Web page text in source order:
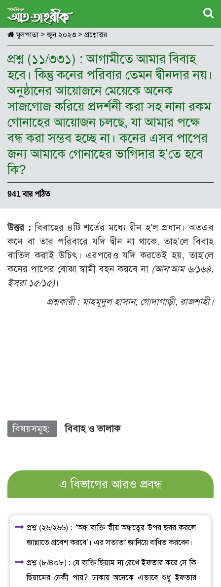
মূলপাতা> জুন ২০২৩ > প্রশ্নোত্তর
প্রশ্ন (১১/৩৩১) : আগামীতে আমার বিবাহ
হবে। কিন্তু কনের পরিবার তেমন দ্বীনদার নয়।
অনুষ্ঠানের আয়োজনে মেয়েকে অনেক
সাজগোজ করিয়ে প্রদর্শনী করা সহ নানা রকম
গোনাহের আয়োজন চলছে, যা আমার পক্ষে
বন্ধ করা সম্ভব হচ্ছে না। কনের এসব পাপের
জন্য আমাকে গোনাহের ভাগিদার হ’তে হবে
কি?
941 বার পঠিত
উত্তর : বিবাহের ৪টি শর্তের মধ্যে দ্বীন হ’ল প্রধান। অতএব
কনে বা তার পরিবারে যদি দ্বীন না থাকে, তাহ’লে বিবাহ
বাতিল করাই উচিৎ। এরপরেও যদি করতেই হয়, তাহ’লে
কনের পাপের বোঝা স্বামী বহন করবে না (আন‘আম ৬/১৬৪,
ইসরা ১৫/১৫)।
প্রশ্নকারী : মাহমূদুল হাসান, গোদাগাড়ী, রাজশাহী।
বিষয়সমূহ: বিবাহ ও তালাক
এ বিভাগের আরও প্রবন্ধ
প্রশ্ন (২৬/২৬৬) : ‘অন্ধ ব্যক্তি স্বীয় অন্ধত্বের উপর ছবর করলে
জান্নাতে প্রবেশ করবে’। এর সত্যতা জানিয়ে বাধিত করবেন।
প্রশ্ন (৮/৪০৮) : যে ব্যক্তি ছিয়াম না রেখে ইফতার করে সে কি
ছিয়ামের নেকী পায়? ঢাকায় অনেকে এভাবে শুধু ইফতার